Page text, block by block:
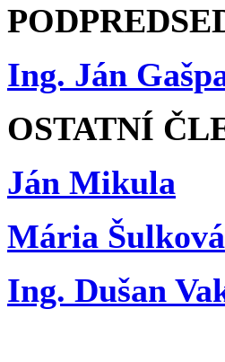
Ing. Ján
OSTATNÍ
Ján Mikula
Mária Šulková
Ing. Dušan